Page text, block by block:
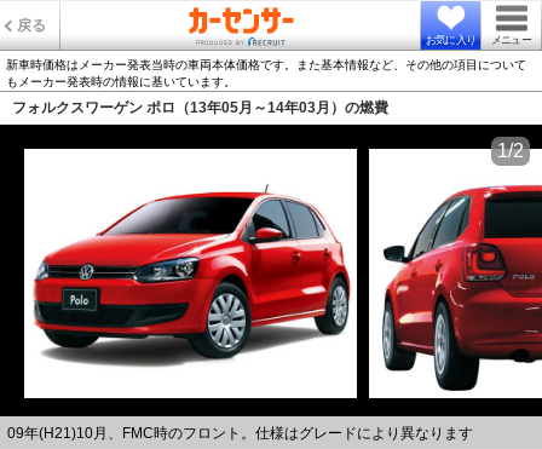
戻る
お気に入り メニュー
新車時価格はメーカー発表当時の車両本体価格です。また基本情報など、その他の項目について
もメーカー発表時の情報に基いています。
フォルクスワーゲン ポロ（13年05月～14年03月）の燃費
09年(H21)10月、FMC時のフロント。仕様はグレードにより異なります
1/2